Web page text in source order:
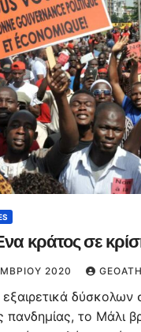
κράτος σε
2020
δύσκολων
το Μάλι